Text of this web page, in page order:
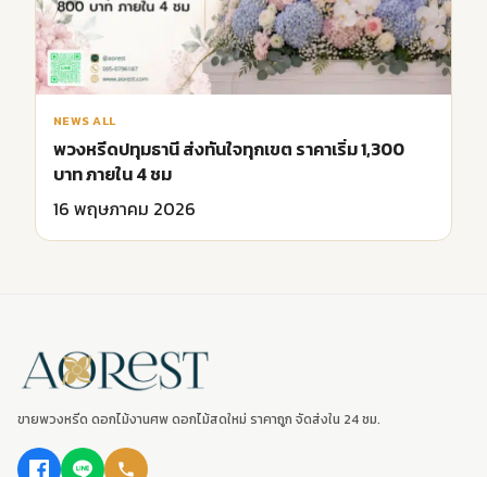
NEWS ALL
พวงหรีดปทุมธานี ส่งทันใจทุกเขต ราคาเริ่ม 1,300
บาท ภายใน 4 ชม
16 พฤษภาคม 2026
ขายพวงหรีด ดอกไม้งานศพ ดอกไม้สดใหม่ ราคาถูก จัดส่งใน 24 ชม.